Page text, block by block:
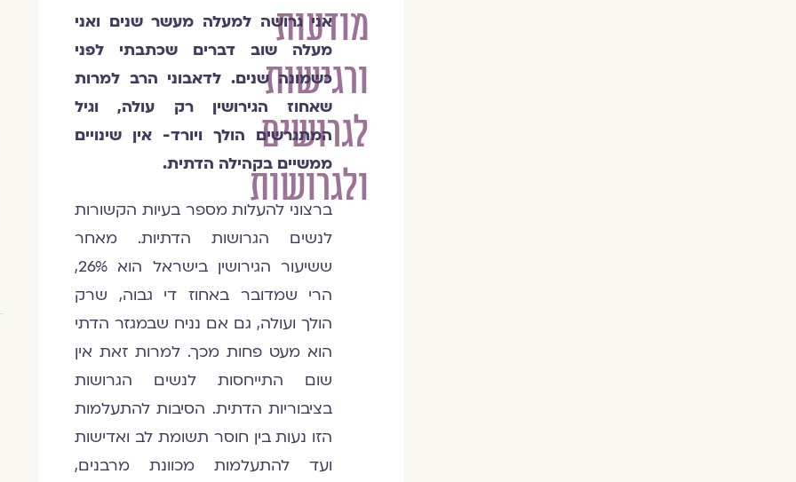
מודעות
ורגישות
לגרושים
ולגרושות
אני גרושה למעלה מעשר שנים ואני
מעלה שוב דברים שכתבתי לפני
כשמונה שנים. לדאבוני הרב למרות
שאחוז הגירושין רק עולה, וגיל
המתגרשים הולך ויורד- אין שינויים
ממשיים בקהילה הדתית.
ברצוני להעלות מספר בעיות הקשורות
לנשים הגרושות הדתיות. מאחר
ששיעור הגירושין בישראל הוא 26%,
הרי שמדובר באחוז די גבוה, שרק
הולך ועולה, גם אם נניח שבמגזר הדתי
הוא מעט פחות מכך. למרות זאת אין
שום התייחסות לנשים הגרושות
בציבוריות הדתית. הסיבות להתעלמות
הזו נעות בין חוסר תשומת לב ואדישות
ועד להתעלמות מכוונת מרבנים,